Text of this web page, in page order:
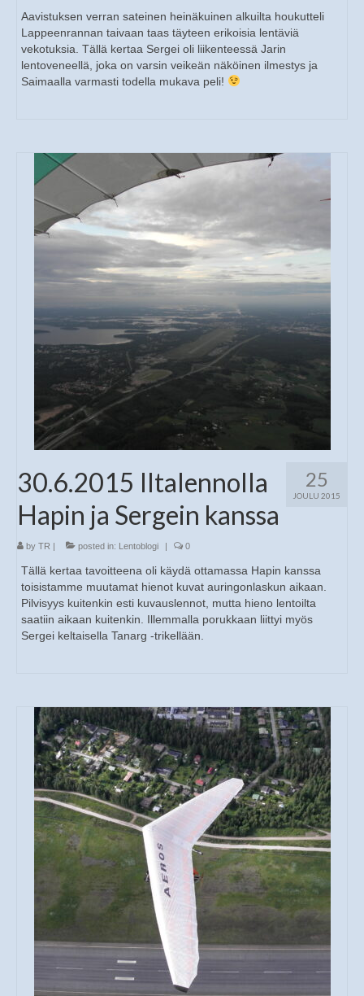
Aavistuksen verran sateinen heinäkuinen alkuilta houkutteli
Lappeenrannan taivaan taas täyteen erikoisia lentäviä
vekotuksia. Tällä kertaa Sergei oli liikenteessä Jarin
lentoveneellä, joka on varsin veikeän näköinen ilmestys ja
Saimaalla varmasti todella mukava peli!
25
JOULU 2015
30.6.2015 Iltalennolla
Hapin ja Sergein kanssa
by TR | posted in: Lentoblogi | 0
Tällä kertaa tavoitteena oli käydä ottamassa Hapin kanssa
toisistamme muutamat hienot kuvat auringonlaskun aikaan.
Pilvisyys kuitenkin esti kuvauslennot, mutta hieno lentoilta
saatiin aikaan kuitenkin. Illemmalla porukkaan liittyi myös
Sergei keltaisella Tanarg -trikellään.